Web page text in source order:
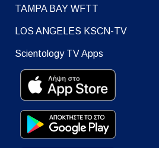
TAMPA BAY WFTT
LOS ANGELES KSCN-TV
Scientology TV Apps